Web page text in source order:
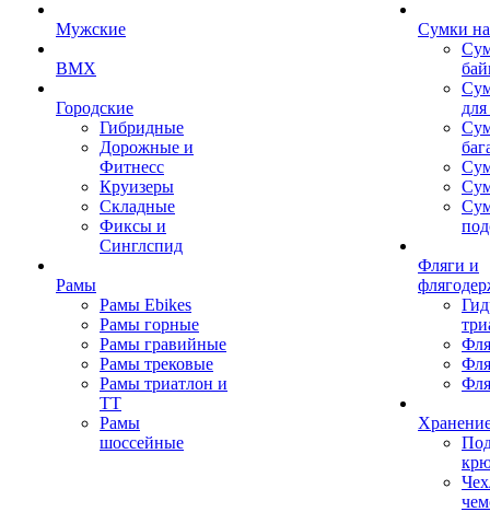
Мужские
BMX
Городские
Гибридные
Дорожные и
Фитнесс
Круизеры
Складные
Фиксы и
Синглспид
Рамы
Рамы Ebikes
Рамы горные
Рамы гравийные
Рамы трековые
Рамы триатлон и
ТТ
Рамы
шоссейные
Сумки
Фляги и